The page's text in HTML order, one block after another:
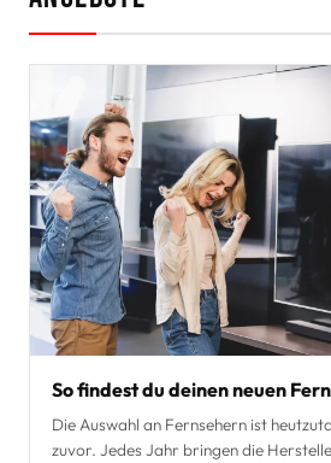
So findest du deinen neuen
Die Auswahl an Fernsehern ist
zuvor. Jedes Jahr bringen die